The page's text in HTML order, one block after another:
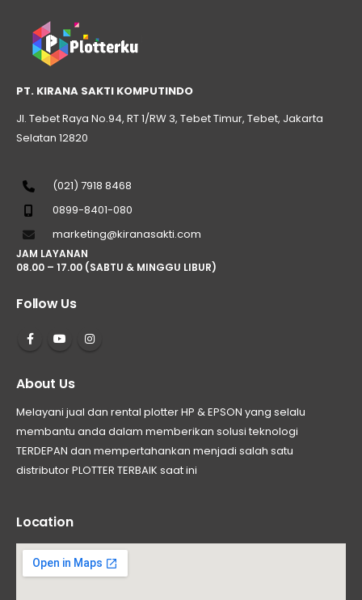
PT. KIRANA SAKTI KOMPUTINDO
Jl. Tebet Raya No.94, RT 1/RW 3, Tebet Timur, Tebet, Jakarta
Selatan 12820
(021) 7918 8468
0899-8401-080
marketing@kiranasakti.com
JAM LAYANAN
08.00 – 17.00 (SABTU & MINGGU LIBUR)
Follow Us
About Us
Melayani jual dan rental plotter HP & EPSON yang selalu
membantu anda dalam memberikan solusi teknologi
TERDEPAN dan mempertahankan menjadi salah satu
distributor PLOTTER TERBAIK saat ini
Location